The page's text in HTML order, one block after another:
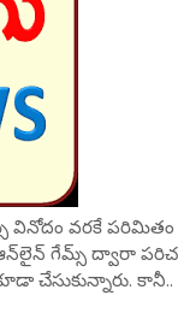
వినోదం వరకే పరిమితం
గేమ్స్‌ ద్వారా
కూడా చేసుకున్నారు.